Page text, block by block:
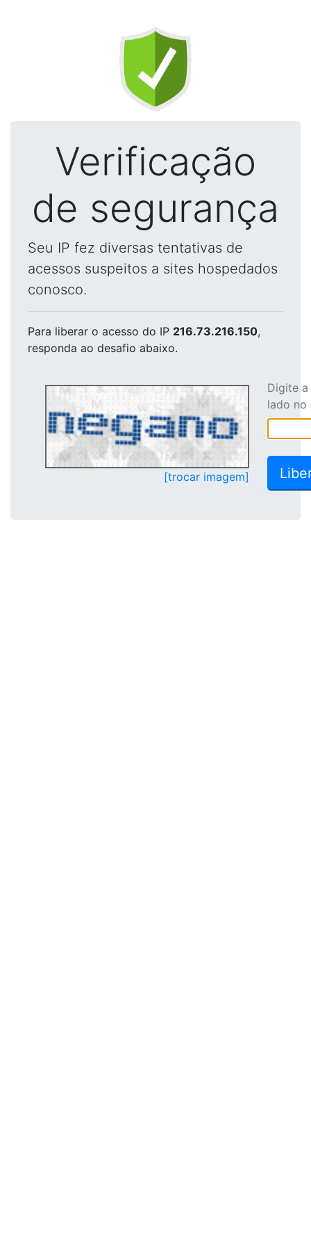
Verificação
de segurança
Seu IP fez diversas tentativas de
acessos suspeitos a sites hospedados
conosco.
Para liberar o acesso do IP 216.73.216.150,
responda ao desafio abaixo.
[trocar imagem]
Digite
lado no